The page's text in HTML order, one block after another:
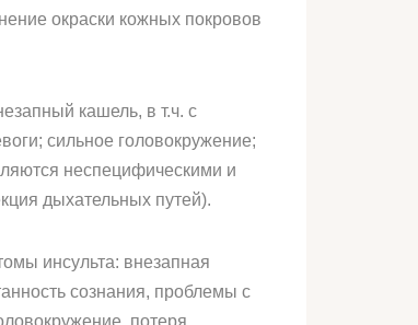
окраски кожных покровов
кашель, в т.ч. с
сильное головокружение;
неспецифическими и
дыхательных путей).
инсульта: внезапная
сознания, проблемы с
потеря